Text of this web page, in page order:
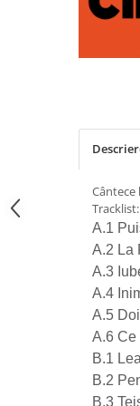
Cântece
Tracklist:
A.1
A.2 La
A.3
A.4
A.5
A.6 Ce
B.1
B.2
B.3